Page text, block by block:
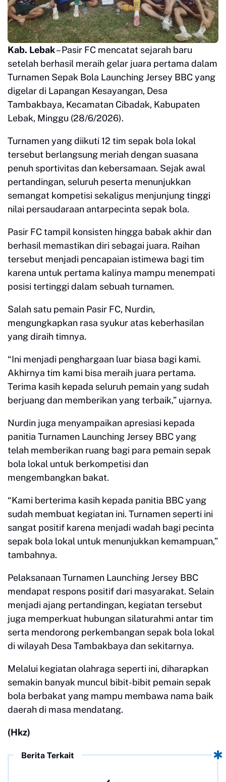
Kab. Lebak– Pasir FC mencatat sejarah baru
setelah berhasil meraih gelar juara pertama dalam
Turnamen Sepak Bola Launching Jersey BBC yang
digelar di Lapangan Kesayangan, Desa
Tambakbaya, Kecamatan Cibadak, Kabupaten
Lebak, Minggu (28/6/2026).
Turnamen yang diikuti 12 tim sepak bola lokal
tersebut berlangsung meriah dengan suasana
penuh sportivitas dan kebersamaan. Sejak awal
pertandingan, seluruh peserta menunjukkan
semangat kompetisi sekaligus menjunjung tinggi
nilai persaudaraan antarpecinta sepak bola.
Pasir FC tampil konsisten hingga babak akhir dan
berhasil memastikan diri sebagai juara. Raihan
tersebut menjadi pencapaian istimewa bagi tim
karena untuk pertama kalinya mampu menempati
posisi tertinggi dalam sebuah turnamen.
Salah satu pemain Pasir FC, Nurdin,
mengungkapkan rasa syukur atas keberhasilan
yang diraih timnya.
“Ini menjadi penghargaan luar biasa bagi kami.
Akhirnya tim kami bisa meraih juara pertama.
Terima kasih kepada seluruh pemain yang sudah
berjuang dan memberikan yang terbaik,” ujarnya.
Nurdin juga menyampaikan apresiasi kepada
panitia Turnamen Launching Jersey BBC yang
telah memberikan ruang bagi para pemain sepak
bola lokal untuk berkompetisi dan
mengembangkan bakat.
“Kami berterima kasih kepada panitia BBC yang
sudah membuat kegiatan ini. Turnamen seperti ini
sangat positif karena menjadi wadah bagi pecinta
sepak bola lokal untuk menunjukkan kemampuan,”
tambahnya.
Pelaksanaan Turnamen Launching Jersey BBC
mendapat respons positif dari masyarakat. Selain
menjadi ajang pertandingan, kegiatan tersebut
juga memperkuat hubungan silaturahmi antar tim
serta mendorong perkembangan sepak bola lokal
di wilayah Desa Tambakbaya dan sekitarnya.
Melalui kegiatan olahraga seperti ini, diharapkan
semakin banyak muncul bibit-bibit pemain sepak
bola berbakat yang mampu membawa nama baik
daerah di masa mendatang.
(Hkz)
Berita Terkait